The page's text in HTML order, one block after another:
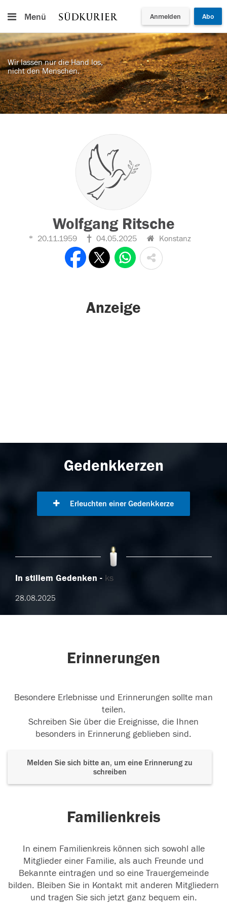
Menü Anmelden Abo
Wir lassen nur die Hand los,
nicht den Menschen.
Wolfgang Ritsche
20.11.1959 04.05.2025 Konstanz
Anzeige
Gedenkkerzen
Erleuchten einer Gedenkkerze
In stillem Gedenken ks
28.08.2025
Erinnerungen
Besondere Erlebnisse und Erinnerungen sollte man
teilen.
Schreiben Sie über die Ereignisse, die Ihnen
besonders in Erinnerung geblieben sind.
Melden Sie sich bitte an, um eine Erinnerung zu
schreiben
Familienkreis
In einem Familienkreis können sich sowohl alle
Mitglieder einer Familie, als auch Freunde und
Bekannte eintragen und so eine Trauergemeinde
bilden. Bleiben Sie in Kontakt mit anderen Mitgliedern
und tragen Sie sich jetzt ganz bequem ein.